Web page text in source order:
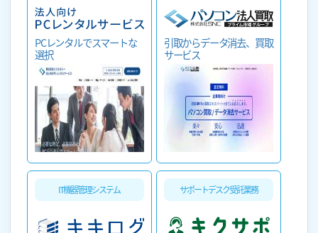
PCレンタルでスマートな
選択
引取からデータ消去、買取
サービス
IT機器管理システム サポートデスク受託業務